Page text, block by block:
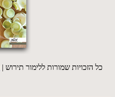
2020 © כל הזכויות שמורות ללימור תירוש |